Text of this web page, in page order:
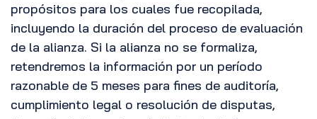
propósitos para los cuales fue recopilada,
incluyendo la duración del proceso de evaluación
de la alianza. Si la alianza no se formaliza,
retendremos la información por un período
razonable de 5 meses para fines de auditoría,
cumplimiento legal o resolución de disputas,